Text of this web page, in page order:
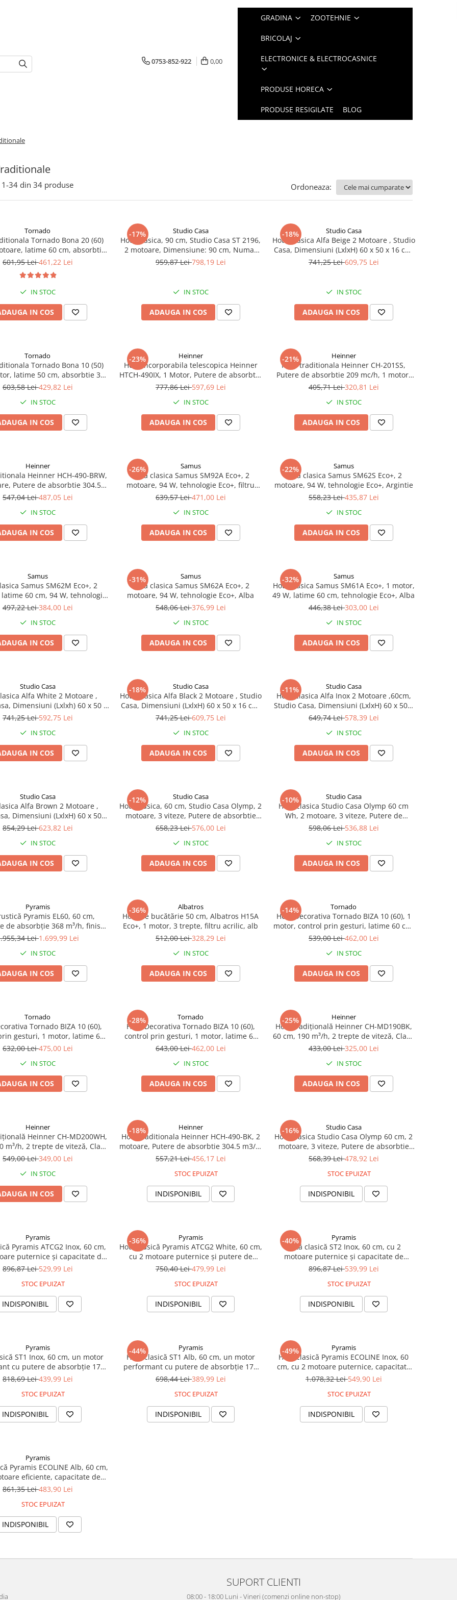
0753-852-922 0,00
GRADINA ZOOTEHNIE
BRICOLAJ
ELECTRONICE & ELECTROCASNICE
PRODUSE HORECA
PRODUSE RESIGILATE BLOG
1-34 din 34 produse Ordoneaza:
Tornado
Tornado Bona 20 (60)
latime 60 cm, absorbtie
filtru anti-grasimi aluminiu 5
601,95 Lei461,22 Lei
IN STOC
IN COS
-17% Studio Casa
Hota clasica, 90 cm, Studio Casa ST 2196,
2 motoare, Dimensiune: 90 cm, Numar
motoare: 2 Comenzi : butoane push,
959,87 Lei798,19 Lei
IN STOC
ADAUGA IN COS
-18% Studio Casa
Hota Clasica Alfa Beige 2 Motoare , Studio
Casa, Dimensiuni (LxlxH) 60 x 50 x 16 cm,
Capacitate de absorbție maxim (mc/h)
741,25 Lei609,75 Lei
IN STOC
ADAUGA IN COS
Tornado
Tornado Bona 10 (50)
latime 50 cm, absorbtie 380
filtru anti-grasimi aluminiu 5
603,58 Lei429,82 Lei
IN STOC
IN COS
-23% Heinner
Hota incorporabila telescopica Heinner
HTCH-490IX, 1 Motor, Putere de absorbtie
413.5 m3/H, Lumina LED, 90 cm, Inox
777,86 Lei597,69 Lei
IN STOC
ADAUGA IN COS
-21% Heinner
Hota traditionala Heinner CH-201SS,
Putere de absorbtie 209 mc/h, 1 motor,
Inox
405,71 Lei320,81 Lei
IN STOC
ADAUGA IN COS
Heinner
Heinner HCH-490-BRW,
Putere de absorbtie 304.5
LED, 3 trepte de viteza, 90
547,04 Lei487,05 Lei
IN STOC
IN COS
-26% Samus
Hota clasica Samus SM92A Eco+, 2
motoare, 94 W, tehnologie Eco+, filtru
metalic triplu caseta, geam rabatabil,
639,57 Lei471,00 Lei
IN STOC
ADAUGA IN COS
-22% Samus
Hota clasica Samus SM62S Eco+, 2
motoare, 94 W, tehnologie Eco+, Argintie
558,23 Lei435,87 Lei
IN STOC
ADAUGA IN COS
Samus
Samus SM62M Eco+, 2
60 cm, 94 W, tehnologie
Eco+, Maro
497,22 Lei384,00 Lei
IN STOC
IN COS
-31% Samus
Hota clasica Samus SM62A Eco+, 2
motoare, 94 W, tehnologie Eco+, Alba
548,06 Lei376,99 Lei
IN STOC
ADAUGA IN COS
-32% Samus
Hota clasica Samus SM61A Eco+, 1 motor,
49 W, latime 60 cm, tehnologie Eco+, Alba
446,38 Lei303,00 Lei
IN STOC
ADAUGA IN COS
Studio Casa
Alfa White 2 Motoare ,
Dimensiuni (Lxlxh) 60 x 50 x
2 motoare, 3 trepte de viteza
741,25 Lei592,75 Lei
IN STOC
IN COS
-18% Studio Casa
Hota Clasica Alfa Black 2 Motoare , Studio
Casa, Dimensiuni (LxlxH) 60 x 50 x 16 cm,
Capacitate de absorbție maxim (mc/h)
741,25 Lei609,75 Lei
IN STOC
ADAUGA IN COS
-11% Studio Casa
Hota Clasica Alfa Inox 2 Motoare ,60cm,
Studio Casa, Dimensiuni (LxlxH) 60 x 50 x
16 cm, Capacitate de absorbție maxim
649,74 Lei578,39 Lei
IN STOC
ADAUGA IN COS
Studio Casa
Alfa Brown 2 Motoare ,
Dimensiuni (LxlxH) 60 x 50 x
de absorbție maxim
854,29 Lei623,82 Lei
IN STOC
IN COS
-12% Studio Casa
Hota clasica, 60 cm, Studio Casa Olymp, 2
motoare, 3 viteze, Putere de absorbtie
310 mc/h, Neagra
658,23 Lei576,00 Lei
IN STOC
ADAUGA IN COS
-10% Studio Casa
Hota clasica Studio Casa Olymp 60 cm
Wh, 2 motoare, 3 viteze, Putere de
absorbtie 310 mc/h, Alb
598,06 Lei536,88 Lei
IN STOC
ADAUGA IN COS
Pyramis
Pyramis EL60, 60 cm,
de absorbție 368 m³/h, finisaj
decorativă din lemn natur,
și modern
Lei1.699,99 Lei
IN STOC
IN COS
-36% Albatros
Hota de bucătărie 50 cm, Albatros H15A
Eco+, 1 motor, 3 trepte, filtru acrilic, alb
512,00 Lei328,29 Lei
IN STOC
ADAUGA IN COS
-14% Tornado
Hota Decorativa Tornado BIZA 10 (60), 1
motor, control prin gesturi, latime 60 cm,
3 viteze, absorbtie 500 m3/ora, Alb
539,00 Lei462,00 Lei
IN STOC
ADAUGA IN COS
Tornado
Tornado BIZA 10 (60),
gesturi, 1 motor, latime 60
absorbtie 500 m3/ora, Inox
632,00 Lei475,00 Lei
IN STOC
IN COS
-28% Tornado
Hota Decorativa Tornado BIZA 10 (60),
control prin gesturi, 1 motor, latime 60
cm, 3 viteze, absorbtie 500 m3/ora,
643,00 Lei462,00 Lei
IN STOC
ADAUGA IN COS
-25% Heinner
Hotă tradițională Heinner CH-MD190BK,
60 cm, 190 m³/h, 2 trepte de viteză, Clasa
B, Negru
433,00 Lei325,00 Lei
IN STOC
ADAUGA IN COS
Heinner
Heinner CH-MD200WH,
m³/h, 2 trepte de viteză, Clasa
B, Alb
549,00 Lei349,00 Lei
IN STOC
IN COS
-18% Heinner
Hota traditionala Heinner HCH-490-BK, 2
motoare, Putere de absorbtie 304.5 m3/h,
Lumina LED, 3 trepte de viteza, 90 cm,
557,21 Lei456,17 Lei
STOC EPUIZAT
INDISPONIBIL
-16% Studio Casa
Hota clasica Studio Casa Olymp 60 cm, 2
motoare, 3 viteze, Putere de absorbtie
310 mc/h, Beige
568,39 Lei478,92 Lei
STOC EPUIZAT
INDISPONIBIL
Pyramis
Pyramis ATCG2 Inox, 60 cm,
puternice și capacitate de
297 m³/h, finisaj inox elegant,
896,87 Lei529,99 Lei
STOC EPUIZAT
INDISPONIBIL
-36% Pyramis
Hotă clasică Pyramis ATCG2 White, 60 cm,
cu 2 motoare puternice și putere de
absorbție 297 m³/h, finisaj alb elegant,
750,40 Lei479,99 Lei
STOC EPUIZAT
INDISPONIBIL
-40% Pyramis
Hotă clasică ST2 Inox, 60 cm, cu 2
motoare puternice și capacitate de
absorbție 352 m³/h, finisaj inox elegant și
896,87 Lei539,99 Lei
STOC EPUIZAT
INDISPONIBIL
Pyramis
ST1 Inox, 60 cm, un motor
cu putere de absorbție 176
inox premium și design
818,69 Lei439,99 Lei
STOC EPUIZAT
INDISPONIBIL
-44% Pyramis
Hotă clasică ST1 Alb, 60 cm, un motor
performant cu putere de absorbție 176
m³/h, finisaj alb premium și design clasic
698,44 Lei389,99 Lei
STOC EPUIZAT
INDISPONIBIL
-49% Pyramis
Hotă clasică Pyramis ECOLINE Inox, 60
cm, cu 2 motoare puternice, capacitate
de absorbție 483 m³/h, nivel de zgomot
inox elegant și rezistent
1.078,32 Lei549,90 Lei
STOC EPUIZAT
INDISPONIBIL
Pyramis
Pyramis ECOLINE Alb, 60 cm,
eficiente, capacitate de
279 m³/h, nivel de zgomot
alb elegant și rezistent
861,35 Lei483,90 Lei
STOC EPUIZAT
INDISPONIBIL
SUPORT CLIENTI
08:00 - 18:00 Luni - Vineri (comenzi online non-stop)